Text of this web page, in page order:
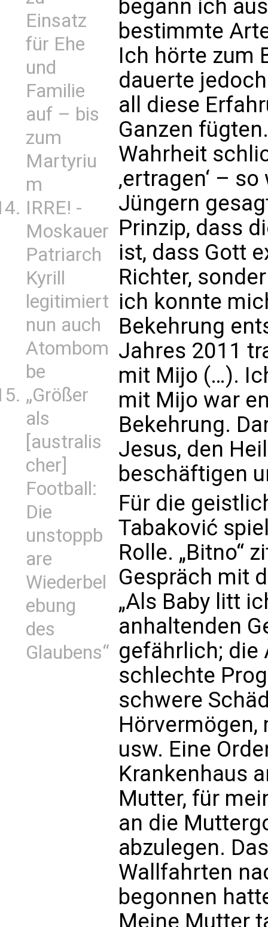
Einsatz
für Ehe
und
Familie
auf – bis
zum
Martyriu
m
IRRE! -
Moskauer
Patriarch
Kyrill
legitimiert
nun auch
Atombom
be
„Größer
als
[australis
cher]
Football:
Die
unstoppb
are
Wiederbel
ebung
des
Glaubens“
begann ich
bestimmte
Ich hörte zum
dauerte
all diese
Ganzen
Wahrheit
‚ertragen‘ –
Jüngern
Prinzip, dass
ist, dass Gott
Richter,
ich konnte
Bekehrung
Jahres 2011
mit Mijo (…).
mit Mijo war
Bekehrung.
Jesus, den
beschäftigen
Für die
Tabaković
Rolle. „Bitno“
Gespräch mit
„Als Baby litt
anhaltenden
gefährlich; die
schlechte
schwere
Hörvermögen,
usw. Eine
Krankenhaus
Mutter, für
an die
abzulegen.
Wallfahrten
begonnen
Meine Mutter